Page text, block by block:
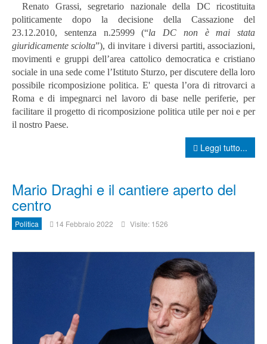
Renato Grassi, segretario nazionale della DC ricostituita
politicamente dopo la decisione della Cassazione del
23.12.2010, sentenza n.25999 (“la DC non è mai stata
giuridicamente sciolta”), di invitare i diversi partiti, associazioni,
movimenti e gruppi dell’area cattolico democratica e cristiano
sociale in una sede come l’Istituto Sturzo, per discutere della loro
possibile ricomposizione politica. E' questa l’ora di ritrovarci a
Roma e di impegnarci nel lavoro di base nelle periferie, per
facilitare il progetto di ricomposizione politica utile per noi e per
il nostro Paese.
Leggi tutto...
Mario Draghi e il cantiere aperto del
centro
Politica 14 Febbraio 2022 Visite: 1526